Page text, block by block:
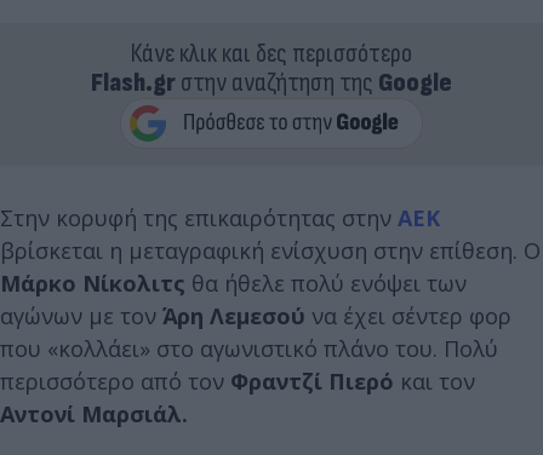
Κάνε κλικ και δες περισσότερο
Flash.grστην αναζήτηση της Google
Στην κορυφή της επικαιρότητας στην ΑΕΚ
βρίσκεται η μεταγραφική ενίσχυση στην επίθεση. O
Μάρκο Νίκολιτς θα ήθελε πολύ ενόψει των
αγώνων με τον Άρη Λεμεσού να έχει σέντερ φορ
που «κολλάει» στο αγωνιστικό πλάνο του. Πολύ
περισσότερο από τον Φραντζί Πιερό και τον
Αντονί Μαρσιάλ.